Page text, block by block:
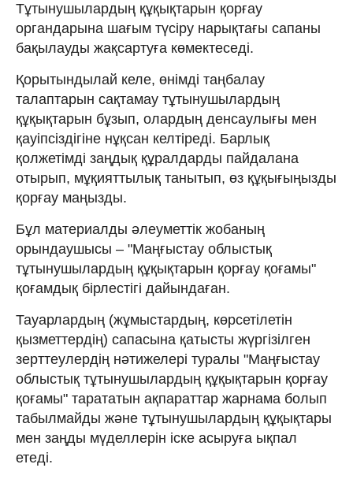
Тұтынушылардың құқықтарын қорғау
органдарына шағым түсіру нарықтағы сапаны
бақылауды жақсартуға көмектеседі.
Қорытындылай келе, өнімді таңбалау
талаптарын сақтамау тұтынушылардың
құқықтарын бұзып, олардың денсаулығы мен
қауіпсіздігіне нұқсан келтіреді. Барлық
қолжетімді заңдық құралдарды пайдалана
отырып, мұқияттылық танытып, өз құқығыңызды
қорғау маңызды.
Бұл материалды әлеуметтік жобаның
орындаушысы – "Маңғыстау облыстық
тұтынушылардың құқықтарын қорғау қоғамы"
қоғамдық бірлестігі дайындаған.
Тауарлардың (жұмыстардың, көрсетілетін
қызметтердің) сапасына қатысты жүргізілген
зерттеулердің нәтижелері туралы "Маңғыстау
облыстық тұтынушылардың құқықтарын қорғау
қоғамы" тарататын ақпараттар жарнама болып
табылмайды және тұтынушылардың құқықтары
мен заңды мүделлерін іске асыруға ықпал
етеді.